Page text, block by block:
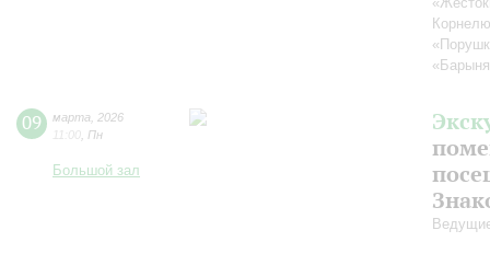
09 марта
2026
11:00 Пн
Большой зал